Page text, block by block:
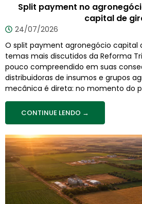
Split payment no
capital de
24/07/2026
O split payment agronegócio capital
temas mais discutidos da Reforma
pouco compreendido em suas
distribuidoras de insumos e grupos
mecânica é direta: no momento do
CONTINUE LENDO →